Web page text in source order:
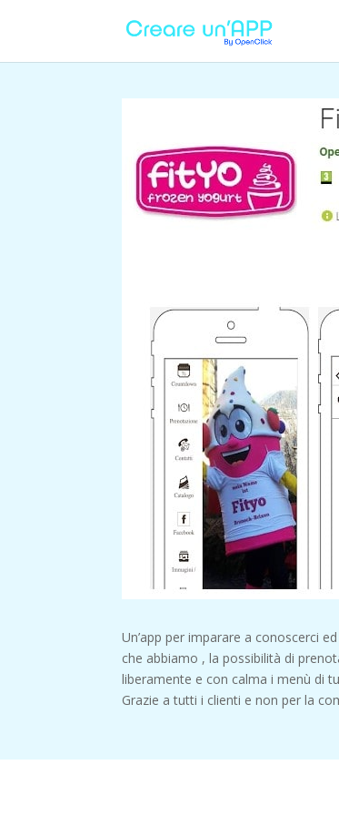
Un’app per imparare a conoscerci
che abbiamo , la possibilità di
liberamente e con calma i menù di
Grazie a tutti i clienti e non per la